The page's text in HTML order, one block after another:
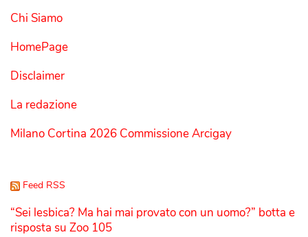
Chi Siamo
HomePage
Disclaimer
La redazione
Milano Cortina 2026 Commissione Arcigay
Feed RSS
“Sei lesbica? Ma hai mai provato con un uomo?” botta e
risposta su Zoo 105